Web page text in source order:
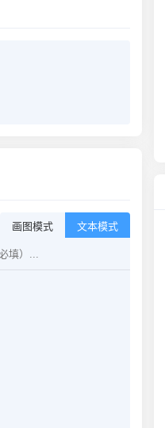
画图模式 文本模式